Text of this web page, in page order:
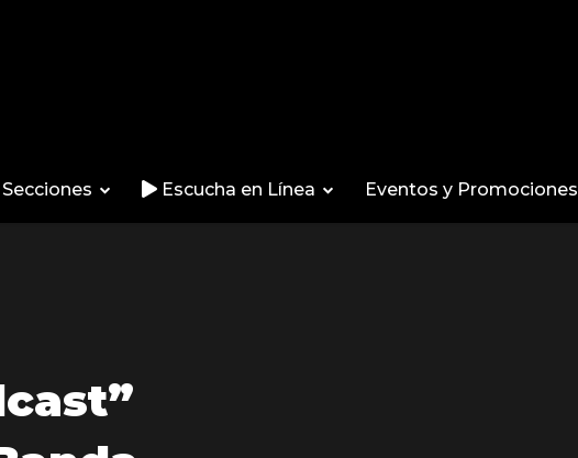
Secciones Escucha en Línea Eventos y Promociones